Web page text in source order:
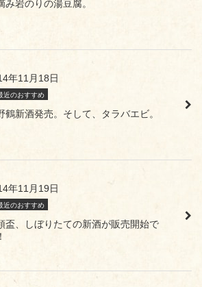
み岩のりの湯豆腐。
年11月18日
近のおすすめ
鶴新酒発売。そして、タラバエビ。
年11月19日
近のおすすめ
盃、しぼりたての新酒が販売開始で